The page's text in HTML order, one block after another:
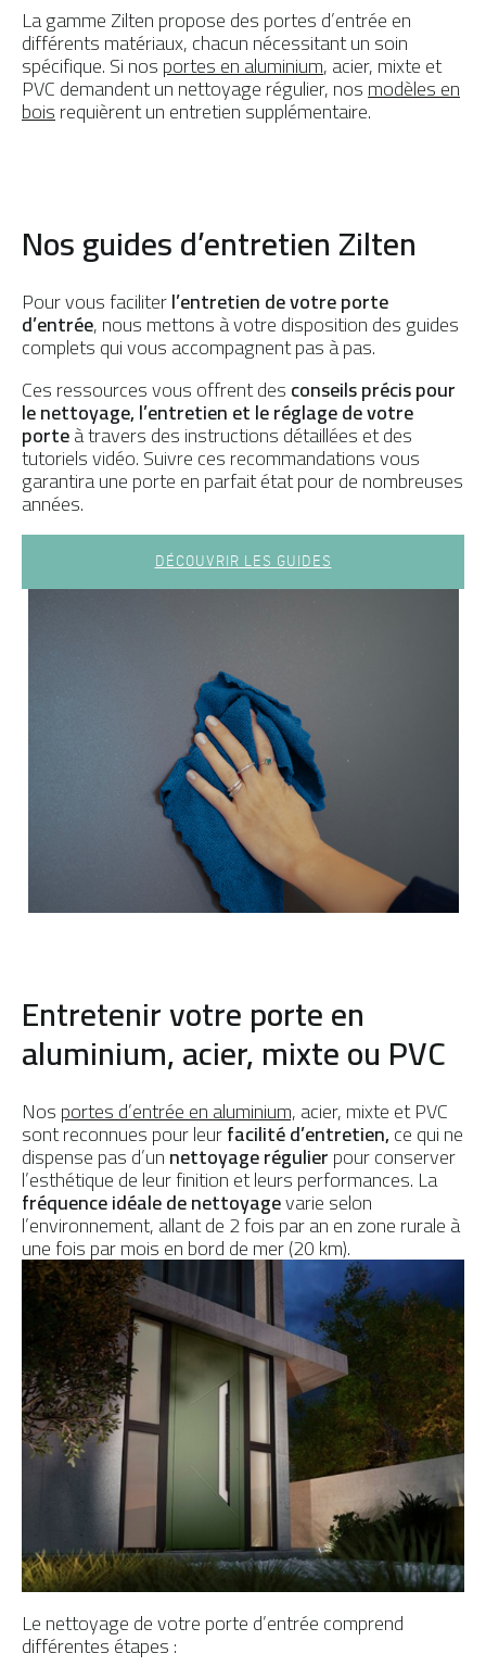
La gamme Zilten propose des portes d’entrée en
différents matériaux, chacun nécessitant un soin
spécifique. Si nosportes en aluminium, acier, mixte et
PVC demandent un nettoyage régulier, nosmodèles en
boisrequièrent un entretien supplémentaire.
Nos guides d’entretien Zilten
Pour vous faciliterl’entretien de votre porte
d’entrée, nous mettons à votre disposition des guides
complets qui vous accompagnent pas à pas.
Ces ressources vous offrent desconseils précis pour
le nettoyage, l’entretien et le réglage de votre
porteà travers des instructions détaillées et des
tutoriels vidéo. Suivre ces recommandations vous
garantira une porte en parfait état pour de nombreuses
années.
DÉCOUVRIR LES GUIDES
Entretenir votre porte en
aluminium, acier, mixte ou PVC
Nosportes d’entrée en aluminium,acier, mixte et PVC
sont reconnues pour leurfacilité d’entretien,ce qui ne
dispense pas d’unnettoyage régulierpour conserver
l’esthétique de leur finition et leurs performances. La
fréquence idéale de nettoyagevarie selon
l’environnement, allant de 2 fois par an en zone rurale à
une fois par mois en bord de mer (20 km).
Le nettoyage de votre porte d’entrée comprend
différentes étapes :